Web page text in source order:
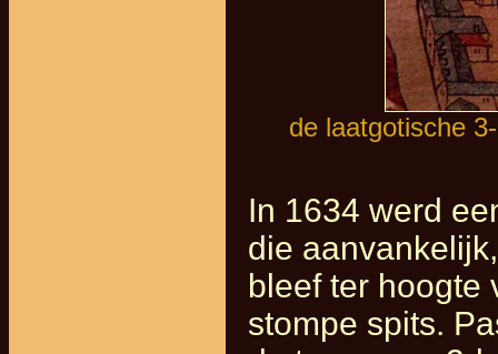
de laatgotische
In 1634 werd
die
bleef ter hoogte
stompe spits.